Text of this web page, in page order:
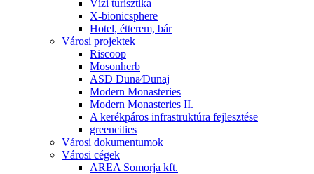
Vízi turisztika
X-bionicsphere
Hotel, étterem, bár
Városi projektek
Riscoop
Mosonherb
ASD Duna⁄Dunaj
Modern Monasteries
Modern Monasteries II.
A kerékpáros infrastruktúra fejlesztése
greencities
Városi dokumentumok
Városi cégek
AREA Somorja kft.